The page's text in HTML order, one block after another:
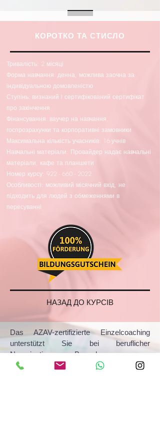
КОРОТКО ТА СТИСЛО
Тривалість: 2 місяці
Форма навчання: денна, можлива заочна за
індивідуальною домовленістю
Ступінь: визнаний і сертифікований сертифікат
про закінчення
Фінансування: ваучер на навчання,
госпрозрахунки та корпоративні замовники
Максимальна кількість учасників: 16учнів
Навчальні матеріали: Провайдер надає навчальні
матеріали, кафе та планшети
Номер курсу: 922 - 660 - 2022
Особливості: можливий місячний вхід, не
підходить для людей з обмеженнями в
пересуванні
НАЗАД ДО КУРСІВ
Das AZAV-zertifizierte Einzelcoaching
unterstützt Sie bei beruflicher
Neuorientierung, Bewerbungsprozessen
und persönlicher Weiterentwicklung. Mit